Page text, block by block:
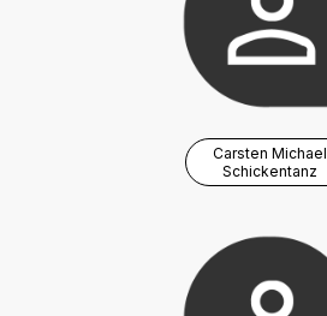
Carsten Michael
Schickentanz